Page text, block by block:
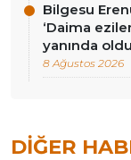
Bilgesu
‘Daima
yanında
8 Ağustos 2026
DIĞER